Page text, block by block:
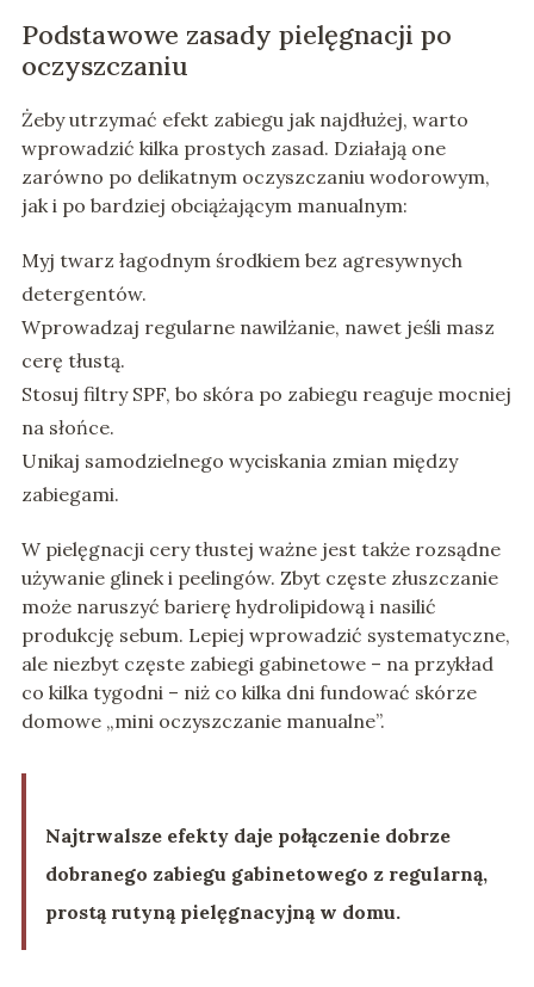
Podstawowe zasady pielęgnacji po
oczyszczaniu
Żeby utrzymać efekt zabiegu jak najdłużej, warto
wprowadzić kilka prostych zasad. Działają one
zarówno po delikatnym oczyszczaniu wodorowym,
jak i po bardziej obciążającym manualnym:
Myj twarz łagodnym środkiem bez agresywnych
detergentów.
Wprowadzaj regularne nawilżanie, nawet jeśli masz
cerę tłustą.
Stosuj filtry SPF, bo skóra po zabiegu reaguje mocniej
na słońce.
Unikaj samodzielnego wyciskania zmian między
zabiegami.
W pielęgnacji cery tłustej ważne jest także rozsądne
używanie glinek i peelingów. Zbyt częste złuszczanie
może naruszyć barierę hydrolipidową i nasilić
produkcję sebum. Lepiej wprowadzić systematyczne,
ale niezbyt częste zabiegi gabinetowe – na przykład
co kilka tygodni – niż co kilka dni fundować skórze
domowe „mini oczyszczanie manualne”.
Najtrwalsze efekty daje połączenie dobrze
dobranego zabiegu gabinetowego z regularną,
prostą rutyną pielęgnacyjną w domu.